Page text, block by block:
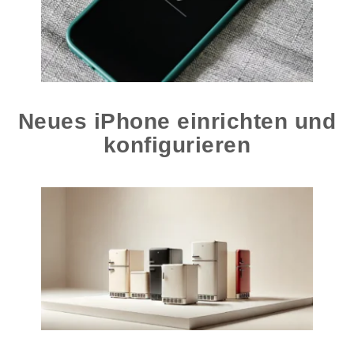
Neues iPhone einrichten und
konfigurieren